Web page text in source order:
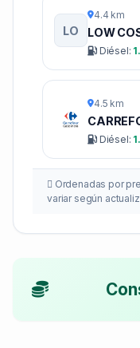
LO
4.4 km
LOW
Diésel:
4.5 km
Diésel:
Ordenadas por
variar según